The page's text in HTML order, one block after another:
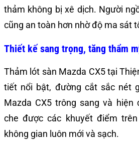
thảm không bị xê dịch. Người
cũng an toàn hơn nhờ độ ma sát
Thiết kế sang trọng, tăng thẩm
Thảm lót sàn Mazda CX5 tại
tiết nổi bật, đường cắt sắc nét
Mazda CX5 trông sang và hiện
che được các khuyết điểm
không gian luôn mới và sạch.